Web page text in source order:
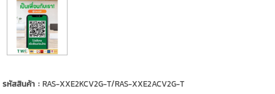
รหัสสินค้า :RAS-XXE2KCV2G-T/RAS-XXE2ACV2G-T